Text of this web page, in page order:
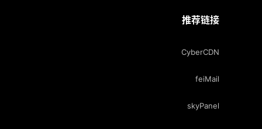
推荐链接
CyberCDN
feiMail
skyPanel